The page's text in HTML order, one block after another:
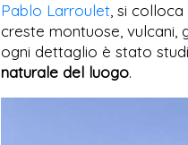
Pablo Larroulet , si
creste montuose, vulcani,
ogni dettaglio è stato
naturale del luogo.